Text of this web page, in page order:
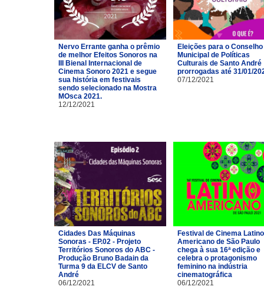
Nervo Errante ganha o prêmio
de melhor Efeitos Sonoros na
III Bienal Internacional de
Cinema Sonoro 2021 e segue
sua história em festivais
sendo selecionado na Mostra
MOsca 2021.
12/12/2021
Eleições para o Conselho
Municipal de Políticas
Culturais de Santo André
prorrogadas até 31/01/
07/12/2021
Cidades Das Máquinas
Sonoras - EP.02 - Projeto
Territórios Sonoros do ABC -
Produção Bruno Badain da
Turma 9 da ELCV de Santo
André
06/12/2021
Festival de Cinema
Americano de São Paulo
chega à sua 16ª edição e
celebra o protagonismo
feminino na indústria
cinematográfica
06/12/2021